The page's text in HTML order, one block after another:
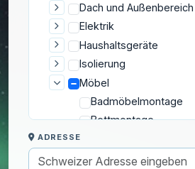
Dach und Außenbereich
Elektrik
Haushaltsgeräte
Isolierung
Möbel
Badmöbelmontage
Bettmontage
Küchenmöbelmontage
ADRESSE